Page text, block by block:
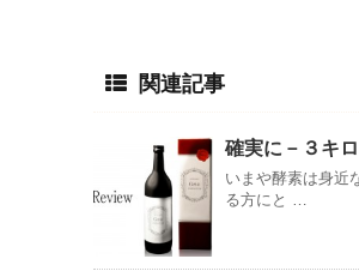
関連記事
確実に－３キ
いまや酵素は身近
る方にと …